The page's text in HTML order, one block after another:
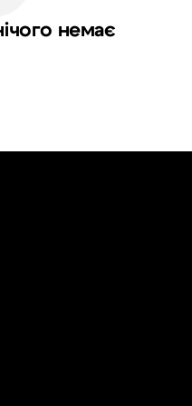
немає